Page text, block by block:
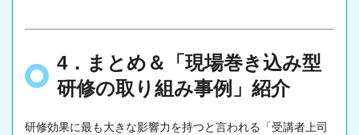
4．まとめ＆「現場巻き込み型
研修の取り組み事例」紹介
研修効果に最も大きな影響力を持つと言われる「受講者上司